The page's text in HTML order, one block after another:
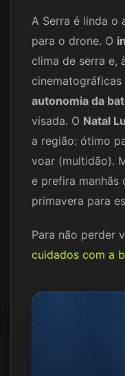
A Serra é linda o
para o drone. O
clima de serra e,
autonomia da
visada. O Natal
a região: ótimo
voar (multidão).
e prefira manhãs
primavera para
Para não perder
cuidados com a